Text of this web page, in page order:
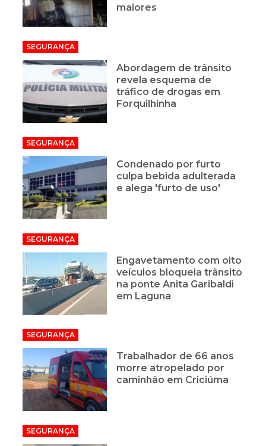
maiores
SEGURANÇA
Abordagem de trânsito
revela esquema de
tráfico de drogas em
Forquilhinha
SEGURANÇA
Condenado por furto
culpa bebida adulterada
e alega 'furto de uso'
SEGURANÇA
Engavetamento com oito
veículos bloqueia trânsito
na ponte Anita Garibaldi
em Laguna
SEGURANÇA
Trabalhador de 66 anos
morre atropelado por
caminhão em Criciúma
SEGURANÇA